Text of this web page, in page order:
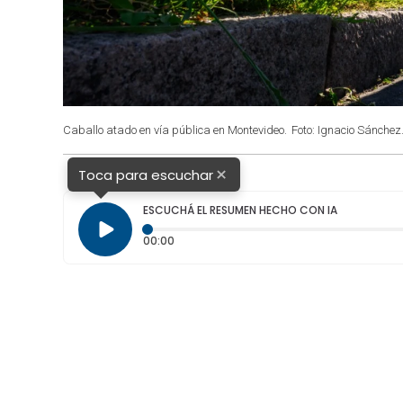
Caballo atado en vía pública en Montevideo. Foto: Ignacio Sánchez.
Toca para escuchar×
ESCUCHÁ EL RESUMEN HECHO CON IA
00:00